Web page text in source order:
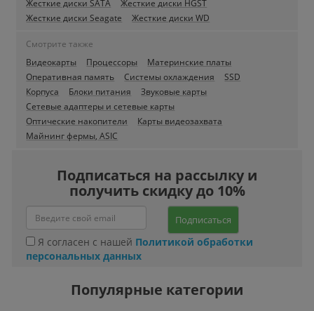
Жесткие диски SATA
Жесткие диски HGST
Жесткие диски Seagate
Жесткие диски WD
Смотрите также
Видеокарты
Процессоры
Материнские платы
Оперативная память
Системы охлаждения
SSD
Корпуса
Блоки питания
Звуковые карты
Сетевые адаптеры и сетевые карты
Оптические накопители
Карты видеозахвата
Майнинг фермы, ASIC
Подписаться на рассылку и
получить скидку до 10%
Подписаться
Я согласен с нашей Политикой обработки
персональных данных
Популярные категории